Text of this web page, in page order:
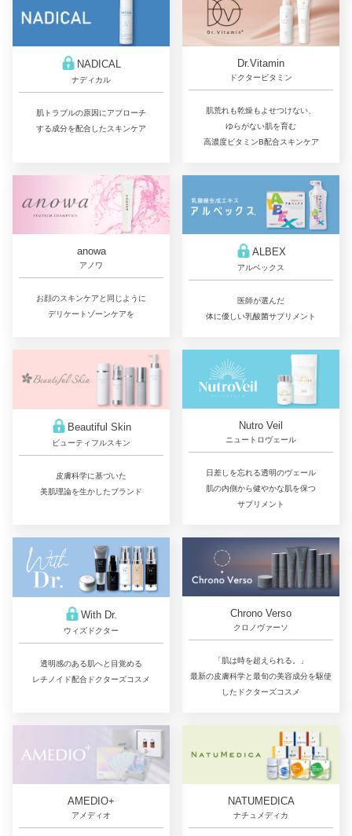
NADICAL
ナディカル
肌トラブルの原因にアプローチ
する成分を配合したスキンケア
Dr.Vitamin
ドクタービタミン
肌荒れも乾燥もよせつけない、
ゆらがない肌を育む
高濃度ビタミンB配合スキンケア
anowa
アノワ
お顔のスキンケアと同じように
デリケートゾーンケアを
ALBEX
アルベックス
医師が選んだ
体に優しい乳酸菌サプリメント
Beautiful Skin
ビューティフルスキン
皮膚科学に基づいた
美肌理論を生かしたブランド
Nutro Veil
ニュートロヴェール
日差しを忘れる透明のヴェール
肌の内側から健やかな肌を保つ
サプリメント
With Dr.
ウィズドクター
透明感のある肌へと目覚める
レチノイド配合ドクターズコスメ
Chrono Verso
クロノヴァーソ
「肌は時を超えられる。」
最新の皮膚科学と最旬の美容成分を駆使
したドクターズコスメ
AMEDIO+
アメディオ
NATUMEDICA
ナチュメディカ